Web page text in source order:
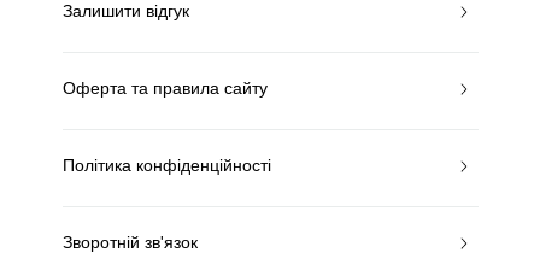
Залишити відгук
Оферта та правила сайту
Політика конфіденційності
Зворотній зв'язок